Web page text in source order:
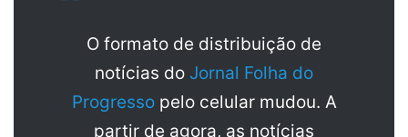
O formato de distribuição de
notícias do Jornal Folha do
Progresso pelo celular mudou. A
partir de agora, as notícias